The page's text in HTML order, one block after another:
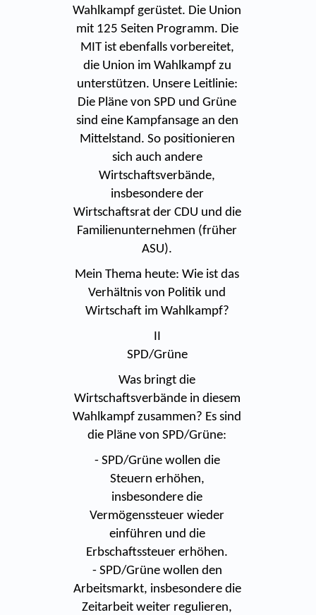
Wahlkampf gerüstet. Die Union
mit 125 Seiten Programm. Die
MIT ist ebenfalls vorbereitet,
die Union im Wahlkampf zu
unterstützen. Unsere Leitlinie:
Die Pläne von SPD und Grüne
sind eine Kampfansage an den
Mittelstand. So positionieren
sich auch andere
Wirtschaftsverbände,
insbesondere der
Wirtschaftsrat der CDU und die
Familienunternehmen (früher
ASU).
Mein Thema heute: Wie ist das
Verhältnis von Politik und
Wirtschaft im Wahlkampf?
II
SPD/Grüne
Was bringt die
Wirtschaftsverbände in diesem
Wahlkampf zusammen? Es sind
die Pläne von SPD/Grüne:
- SPD/Grüne wollen die
Steuern erhöhen,
insbesondere die
Vermögenssteuer wieder
einführen und die
Erbschaftssteuer erhöhen.
- SPD/Grüne wollen den
Arbeitsmarkt, insbesondere die
Zeitarbeit weiter regulieren,